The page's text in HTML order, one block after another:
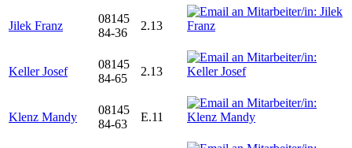
Jilek Franz
08145
84-36
2.13
Keller Josef
08145
84-65
2.13
Klenz Mandy
08145
84-63
E.11